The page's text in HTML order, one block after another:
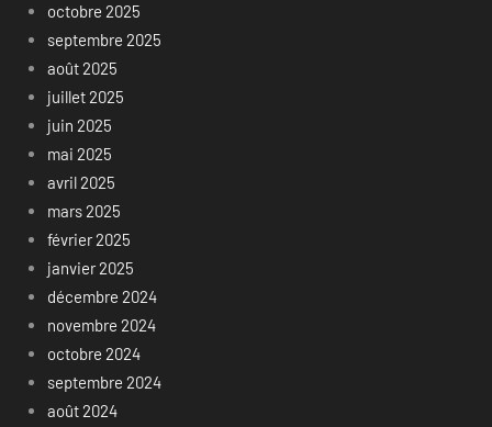
octobre 2025
septembre 2025
août 2025
juillet 2025
juin 2025
mai 2025
avril 2025
mars 2025
février 2025
janvier 2025
décembre 2024
novembre 2024
octobre 2024
septembre 2024
août 2024